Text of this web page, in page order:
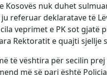
Kosovës nuk duhet
referuar deklaratave të
veprimet e PK sot gjatë
Rektoratit e quajti sjellje
të vështira për secilin prej
më së pari është